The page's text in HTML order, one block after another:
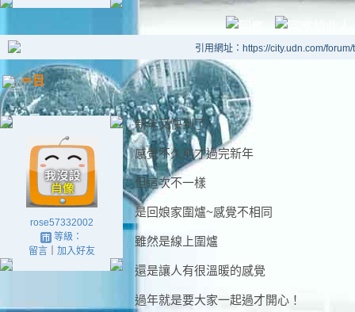
引用網址：https://city.udn.com/
＝目
rose57332002
等級：
留言｜ 加入好友
新年又快到了~
感覺不久前才過完新年
但這次不一樣
是回娘家圍爐~感覺不相同
雖然是線上圍爐
還是讓人有很溫暖的感覺
過年就是要大家一起過才開心！